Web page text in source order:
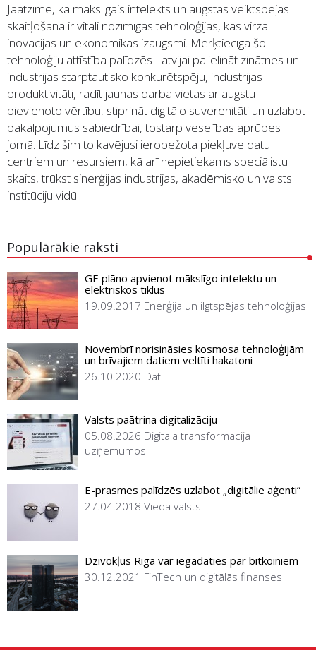
Jāatzīmē, ka mākslīgais intelekts un augstas veiktspējas
skaitļošana ir vitāli nozīmīgas tehnoloģijas, kas virza
inovācijas un ekonomikas izaugsmi. Mērķtiecīga šo
tehnoloģiju attīstība palīdzēs Latvijai palielināt zinātnes un
industrijas starptautisko konkurētspēju, industrijas
produktivitāti, radīt jaunas darba vietas ar augstu
pievienoto vērtību, stiprināt digitālo suverenitāti un uzlabot
pakalpojumus sabiedrībai, tostarp veselības aprūpes
jomā. Līdz šim to kavējusi ierobežota piekļuve datu
centriem un resursiem, kā arī nepietiekams speciālistu
skaits, trūkst sinerģijas industrijas, akadēmisko un valsts
institūciju vidū.
Populārākie raksti
GE plāno apvienot mākslīgo intelektu un
elektriskos tīklus
19.09.2017 Enerģija un ilgtspējas tehnoloģijas
Novembrī norisināsies kosmosa tehnoloģijām
un brīvajiem datiem veltīti hakatoni
26.10.2020 Dati
Valsts paātrina digitalizāciju
05.08.2026 Digitālā transformācija
uzņēmumos
E-prasmes palīdzēs uzlabot „digitālie aģenti”
27.04.2018 Vieda valsts
Dzīvokļus Rīgā var iegādāties par bitkoiniem
30.12.2021 FinTech un digitālās finanses